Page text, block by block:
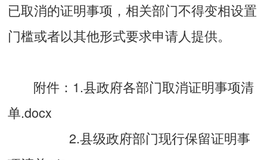
已取消的证明事项，相关部门不得变相设置
门槛或者以其他形式要求申请人提供。
附件：1.县政府各部门取消证明事项清
单.docx
2.县级政府部门现行保留证明事